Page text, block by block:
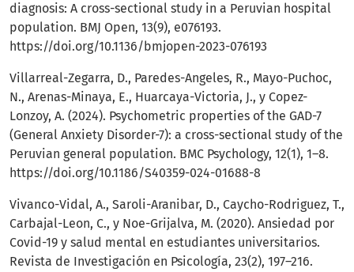
diagnosis: A cross-sectional study in a Peruvian hospital
population. BMJ Open, 13(9), e076193.
https://doi.org/10.1136/bmjopen-2023-076193
Villarreal-Zegarra, D., Paredes-Angeles, R., Mayo-Puchoc,
N., Arenas-Minaya, E., Huarcaya-Victoria, J., y Copez-
Lonzoy, A. (2024). Psychometric properties of the GAD-7
(General Anxiety Disorder-7): a cross-sectional study of the
Peruvian general population. BMC Psychology, 12(1), 1–8.
https://doi.org/10.1186/S40359-024-01688-8
Vivanco-Vidal, A., Saroli-Aranibar, D., Caycho-Rodriguez, T.,
Carbajal-Leon, C., y Noe-Grijalva, M. (2020). Ansiedad por
Covid-19 y salud mental en estudiantes universitarios.
Revista de Investigación en Psicología, 23(2), 197–216.